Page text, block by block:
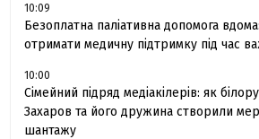
10:09
Безоплатна паліативна допомога
отримати медичну підтримку під час
10:00
Сімейний підряд медіакілерів: як
Захаров та його дружина створили
шантажу